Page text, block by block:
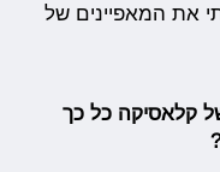
את המאפיינים של
קלאסיקה כל כך